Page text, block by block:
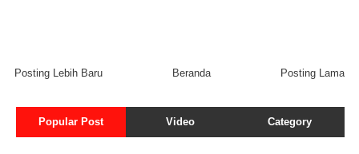
Posting Lebih Baru Posting Lama
Beranda
Popular Post Video Category